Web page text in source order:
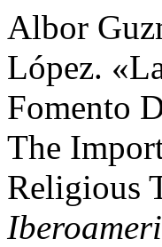
Albor
López.
Fomento
The
Religious